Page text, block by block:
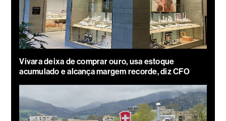
Vivara deixa de comprar ouro, usa estoque
acumulado e alcança margem recorde, diz CFO